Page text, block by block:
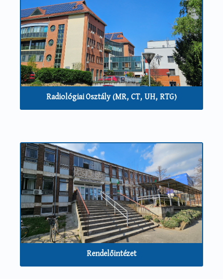
Radiológiai Osztály (MR, CT, UH, RTG)
Rendelőintézet